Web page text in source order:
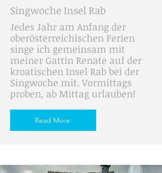
Singwoche Insel Rab
Jedes Jahr am Anfang der
oberösterreichischen Ferien
singe ich gemeinsam mit
meiner Gattin Renate auf der
kroatischen Insel Rab bei der
Singwoche mit. Vormittags
proben, ab Mittag urlauben!
Read More